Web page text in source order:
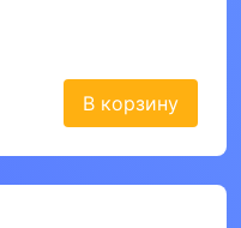
В корзину